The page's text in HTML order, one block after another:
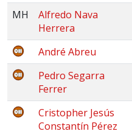
MH
Alfredo Nava
Herrera
André Abreu
Pedro Segarra
Ferrer
Cristopher Jesús
Constantín Pérez